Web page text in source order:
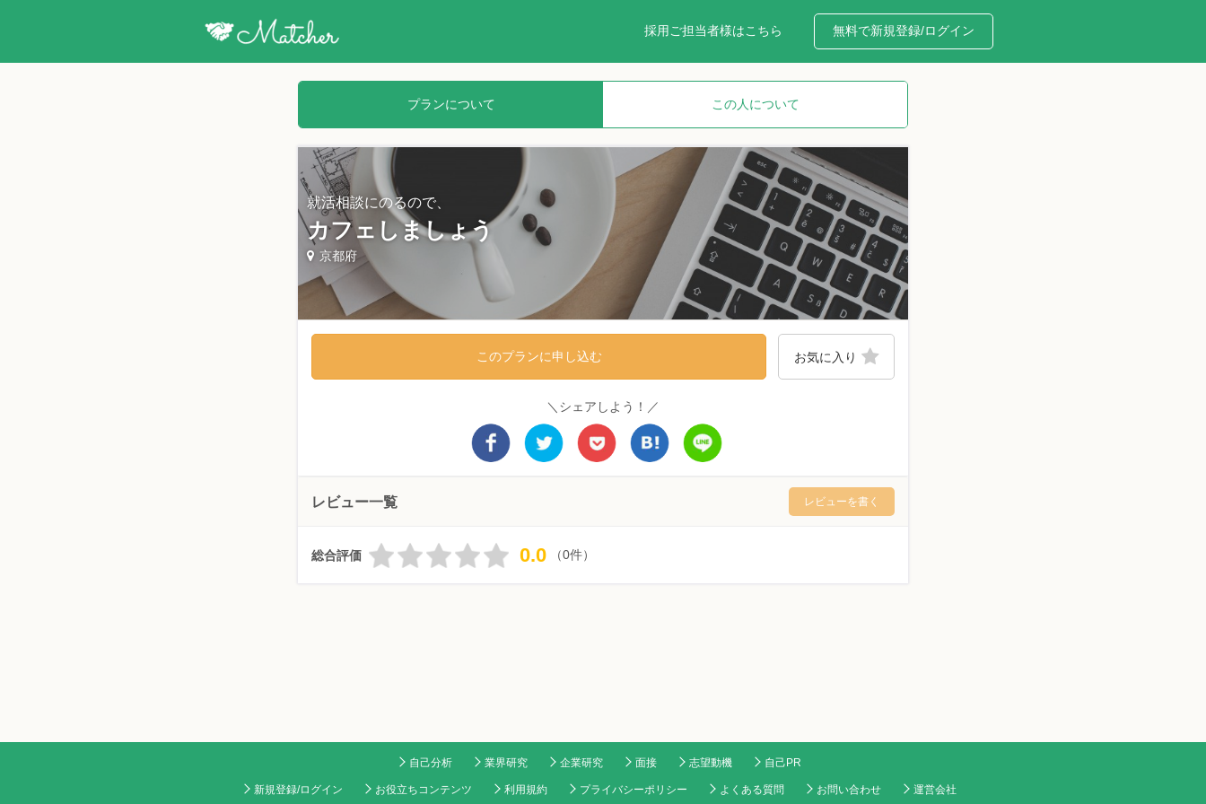
無料で新規登録/ログイン
採用ご担当者様はこちら
プランについて この人について
就活相談にのるので、
カフェしましょう
京都府
このプランに申し込む お気に入り
＼シェアしよう！／
レビュー一覧 レビューを書く
総合評価 0.0 （0件）
自己分析 業界研究 企業研究 面接 志望動機 自己PR
新規登録/ログイン お役立ちコンテンツ 利用規約 プライバシーポリシー よくある質問 お問い合わせ 運営会社